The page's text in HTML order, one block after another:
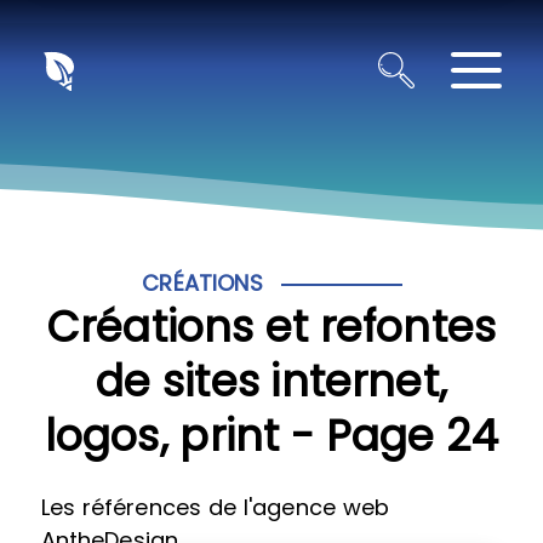
CRÉATIONS
Créations et refontes
de sites internet,
logos, print - Page 24
Les références de l'agence web
Panneau de gestion des cookies